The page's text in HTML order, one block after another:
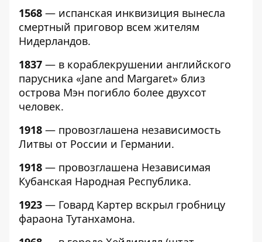
1568 — испанская инквизиция вынесла
смертный приговор всем жителям
Нидерландов.
1837 — в кораблекрушении английского
парусника «Jane and Margaret» близ
острова Мэн погибло более двухсот
человек.
1918 — провозглашена независимость
Литвы от России и Германии.
1918 — провозглашена Независимая
Кубанская Народная Республика.
1923 — Говард Картер вскрыл гробницу
фараона Тутанхамона.